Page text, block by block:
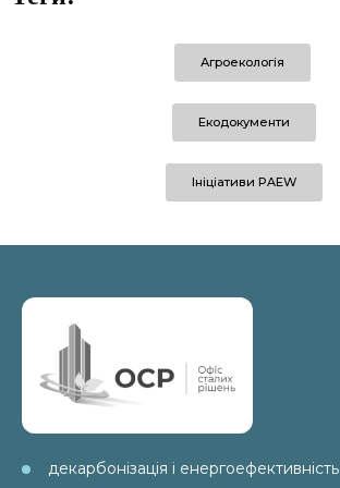
Агроекологія
Екодокументи
Ініціативи PAEW
декарбонізація і енергоефективність